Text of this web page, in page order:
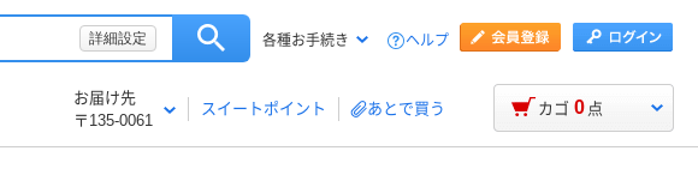
詳細設定 各種お手続き ヘルプ
お届け先
〒135-0061
スイートポイント あとで買う カゴ 0 点